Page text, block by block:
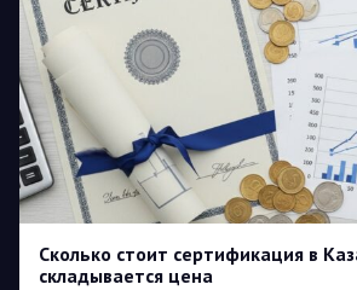
Сколько стоит сертификация в
складывается цена